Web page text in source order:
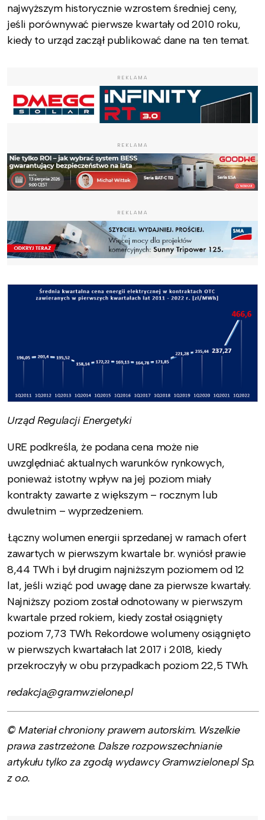
najwyższym historycznie wzrostem średniej ceny,
jeśli porównywać pierwsze kwartały od 2010 roku,
kiedy to urząd zaczął publikować dane na ten temat.
REKLAMA
REKLAMA
REKLAMA
Urząd Regulacji Energetyki
URE podkreśla, że podana cena może nie
uwzględniać aktualnych warunków rynkowych,
ponieważ istotny wpływ na jej poziom miały
kontrakty zawarte z większym – rocznym lub
dwuletnim – wyprzedzeniem.
Łączny wolumen energii sprzedanej w ramach ofert
zawartych w pierwszym kwartale br. wyniósł prawie
8,44 TWh i był drugim najniższym poziomem od 12
lat, jeśli wziąć pod uwagę dane za pierwsze kwartały.
Najniższy poziom został odnotowany w pierwszym
kwartale przed rokiem, kiedy został osiągnięty
poziom 7,73 TWh. Rekordowe wolumeny osiągnięto
w pierwszych kwartałach lat 2017 i 2018, kiedy
przekroczyły w obu przypadkach poziom 22,5 TWh.
redakcja@gramwzielone.pl
© Materiał chroniony prawem autorskim. Wszelkie
prawa zastrzeżone. Dalsze rozpowszechnianie
artykułu tylko za zgodą wydawcy Gramwzielone.pl Sp.
z o.o.